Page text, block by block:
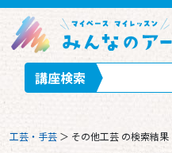
講座検索
工芸・手芸 ＞ その他工芸 の検索結果